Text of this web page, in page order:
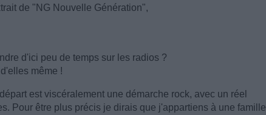
de "NG Nouvelle Génération",
d'ici peu de temps sur les radios ?
même !
est viscéralement une démarche rock, avec un réel
Pour être plus précis je dirais que j'appartiens à une famille